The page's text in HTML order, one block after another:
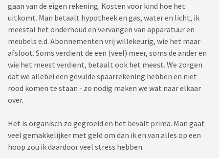
gaan van de eigen rekening. Kosten voor kind hoe het
uitkomt. Man betaalt hypotheek en gas, water en licht, ik
meestal het onderhoud en vervangen van apparatuur en
meubels e.d. Abonnementen vrij willekeurig, wie het maar
afsloot. Soms verdient de een (veel) meer, soms de ander en
wie het meest verdient, betaalt ook het meest. We zorgen
dat we allebei een gevulde spaarrekening hebben en niet
rood komen te staan - zo nodig maken we wat naar elkaar
over.
Het is organisch zo gegroeid en het bevalt prima. Man gaat
veel gemakkelijker met geld om dan ik en van alles op een
hoop zou ik daardoor veel stress hebben.